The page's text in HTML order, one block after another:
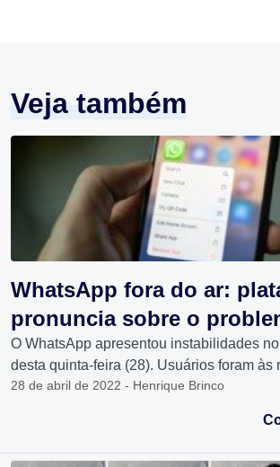
Veja também
WhatsApp fora do ar:
pronuncia sobre o
O WhatsApp apresentou instabilidades
desta quinta-feira (28). Usuários foram às
28 de abril de 2022 - Henrique Brinco